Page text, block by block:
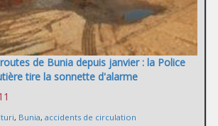
de Bunia depuis janvier : la Police
tire la sonnette d'alarme
Ituri, Bunia, accidents de circulation